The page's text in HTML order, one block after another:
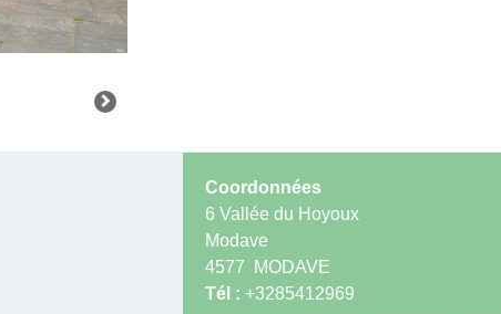
Coordonnées
6 Vallée du Hoyoux
Modave
4577
MODAVE
Tél : +3285412969